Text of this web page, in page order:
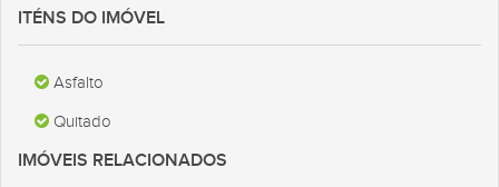
ITÉNS DO IMÓVEL
Asfalto
Quitado
IMÓVEIS RELACIONADOS